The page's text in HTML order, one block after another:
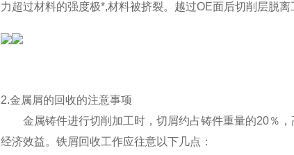
力超过材料的强度极*,材料被挤裂。越过OE面后切削层脱离
2.金属屑的回收的注意事项
金属铸件进行切削加工时，切屑约占铸件重量的20％，
经济效益。 铁屑回收工作应往意以下几点：